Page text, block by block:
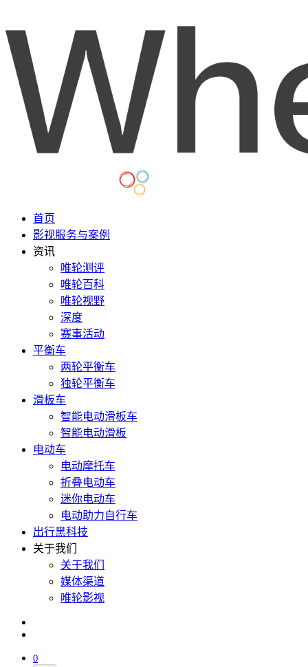
首页
影视服务与案例
资讯
唯轮测评
唯轮百科
唯轮视野
深度
赛事活动
平衡车
两轮平衡车
独轮平衡车
滑板车
智能电动滑板车
智能电动滑板
电动车
电动摩托车
折叠电动车
迷你电动车
电动助力自行车
出行黑科技
关于我们
关于我们
媒体渠道
唯轮影视
0